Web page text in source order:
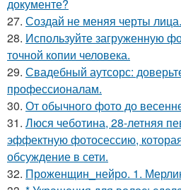
документе?
27. Создай не меняя черты лица.
28. Используйте загруженную
точной копии человека.
29. Свадебный аутсорс:
профессионалам.
30. От обычного фото до
31. Люся чеботина, 28-летняя
эффектную фотосессию,
обсуждение в сети.
32. Проженщин_нейро. 1.